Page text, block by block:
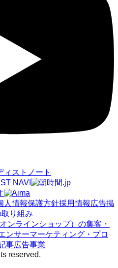
人情報保護方針採用情報 広告掲
り組み
ンラインショップ）の集客・
ンサーマーケティング・プロ
事広告事業
reserved.